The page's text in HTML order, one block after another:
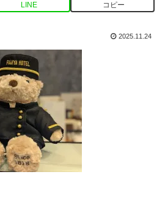
LINE コピー
2025.11.24